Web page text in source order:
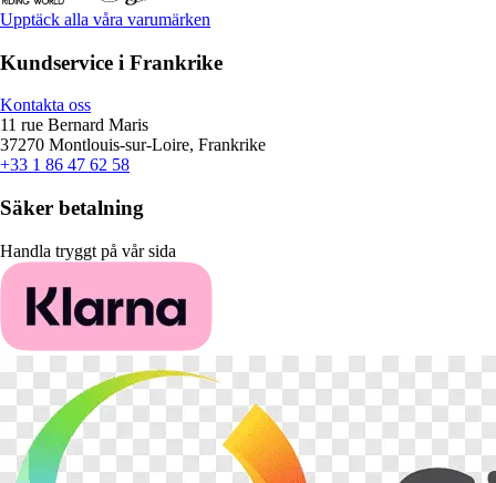
Upptäck alla våra varumärken
Kundservice i Frankrike
Kontakta oss
11 rue Bernard Maris
37270 Montlouis-sur-Loire, Frankrike
+33 1 86 47 62 58
Säker betalning
Handla tryggt på vår sida